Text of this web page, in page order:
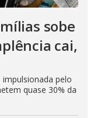
sobe
cai,
pelo
quase 30% da